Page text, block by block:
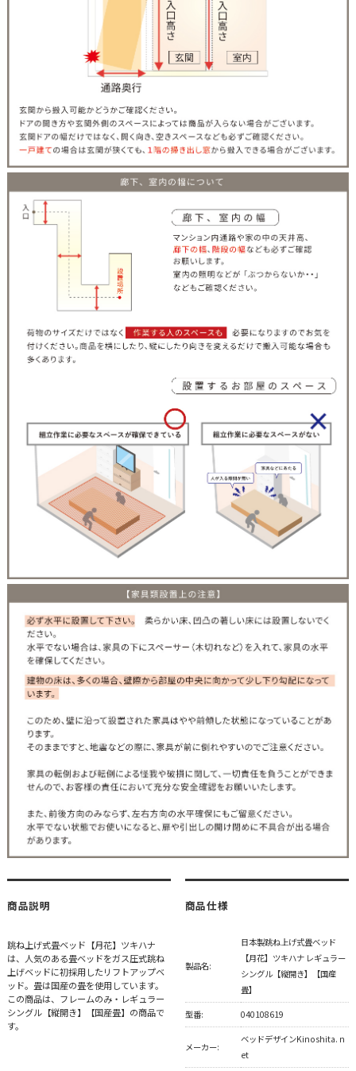
商品説明
跳ね上げ式畳ベッド【月花】ツキハナ
は、人気のある畳ベッドをガス圧式跳ね
上げベッドに初採用したリフトアップベ
ッド。畳は国産の畳を使用しています。
この商品は、フレームのみ・レギュラー
シングル【縦開き】【国産畳】の商品で
す。
商品仕様
製品名:
日本製跳ね上げ式畳ベッド
【月花】ツキハナ レギュラー
シングル【縦開き】【国産
畳】
型番: 040108619
メーカー:
ベッドデザインKinoshita. n
et